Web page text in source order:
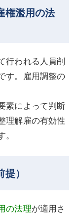
濫用の法
行われる人員削
す。雇用調整の
素によって判断
理解雇の有効性
）
の法理が適用さ